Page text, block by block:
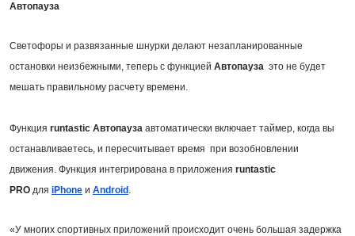
Автопауза
Светофоры и развязанные шнурки делают незапланированные
остановки неизбежными, теперь с функцией Автопауза это не будет
мешать правильному расчету времени.
Функция runtastic Автопауза автоматически включает таймер, когда вы
останавливаетесь, и пересчитывает время при возобновлении
движения. Функция интегрирована в приложения runtastic
PRO для iPhone и Android .
«У многих спортивных приложений происходит очень большая задержка